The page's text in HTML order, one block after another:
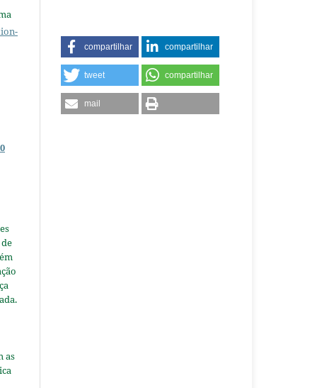
as
compartilhar compartilhar
tweet compartilhar
mail